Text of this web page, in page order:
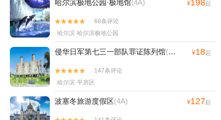
哈尔滨极地公园·极地馆(4A) ¥198起


68条评论
哈尔滨·哈尔滨极地公园
侵华日军第七三一部队罪证陈列馆(4A) ¥18起


147条评论
哈尔滨·平房区
波塞冬旅游度假区(4A) ¥127起